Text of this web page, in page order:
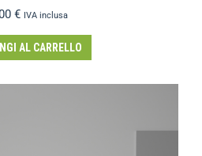
€ IVA inclusa
AL CARRELLO